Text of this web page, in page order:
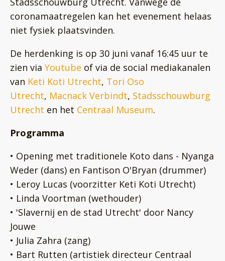
coronamaatregelen kan het evenement helaas
niet fysiek plaatsvinden.
De herdenking is op 30 juni vanaf 16:45 uur te
zien via Youtube of via de social mediakanalen
van Keti Koti Utrecht, Tori Oso
Utrecht, Macnack Verbindt, Stadsschouwburg
Utrecht en het Centraal Museum.
Programma
• Opening met traditionele Koto dans - Nyanga
Weder (dans) en Fantison O'Bryan (drummer)
• Leroy Lucas (voorzitter Keti Koti Utrecht)
• Linda Voortman (wethouder)
• 'Slavernij en de stad Utrecht' door Nancy
Jouwe
• Julia Zahra (zang)
• Bart Rutten (artistiek directeur Centraal